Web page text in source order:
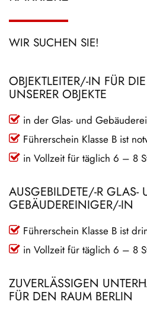
WIR SUCHEN SIE!
OBJEKTLEITER/-IN FÜR
UNSERER OBJEKTE
in der Glas- und
Führerschein Klasse B ist
in Vollzeit für täglich 6 – 8
AUSGEBILDETE/-R GLAS-
GEBÄUDEREINIGER/-IN
Führerschein Klasse B ist
in Vollzeit für täglich 6 – 8
ZUVERLÄSSIGEN
FÜR DEN RAUM BERLIN